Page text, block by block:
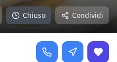
Chiuso Condividi